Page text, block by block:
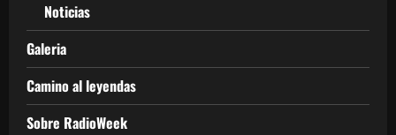
Noticias
Galeria
Camino al leyendas
Sobre RadioWeek